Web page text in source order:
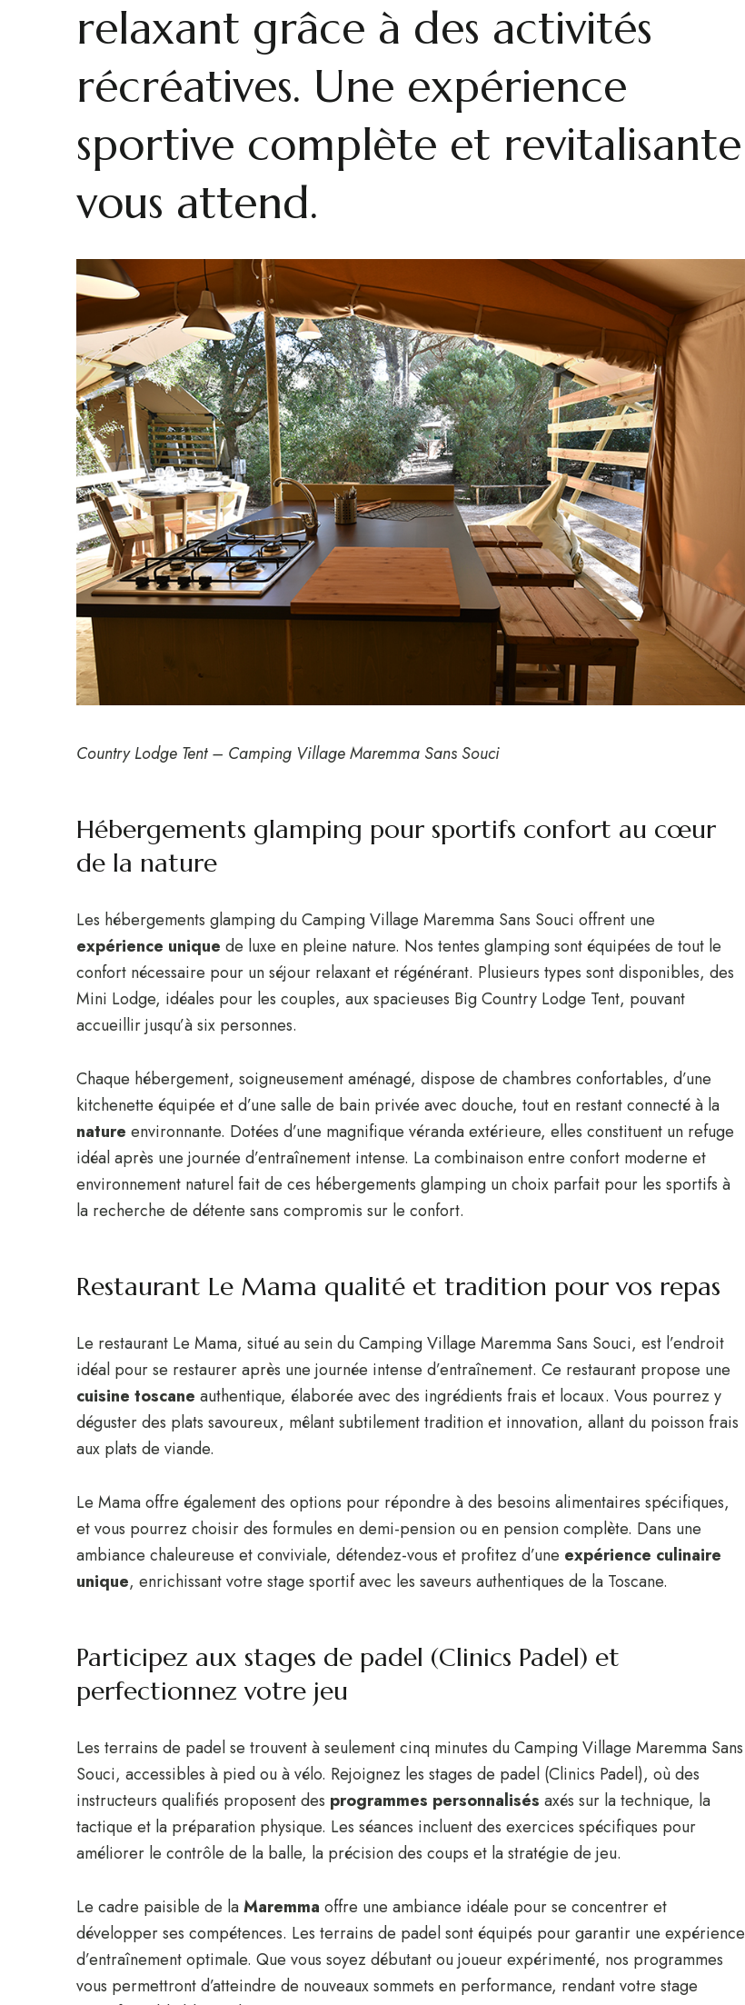
relaxant grâce à des activités
récréatives. Une expérience
sportive complète et revitalisante
vous attend.
Country Lodge Tent – Camping Village Maremma Sans Souci
Hébergements glamping pour sportifs confort au cœur
de la nature
Les hébergements glamping du Camping Village Maremma Sans Souci offrent une
expérience unique de luxe en pleine nature. Nos tentes glamping sont équipées de tout le
confort nécessaire pour un séjour relaxant et régénérant. Plusieurs types sont disponibles, des
Mini Lodge, idéales pour les couples, aux spacieuses Big Country Lodge Tent, pouvant
accueillir jusqu’à six personnes.
Chaque hébergement, soigneusement aménagé, dispose de chambres confortables, d’une
kitchenette équipée et d’une salle de bain privée avec douche, tout en restant connecté à la
nature environnante. Dotées d’une magnifique véranda extérieure, elles constituent un refuge
idéal après une journée d’entraînement intense. La combinaison entre confort moderne et
environnement naturel fait de ces hébergements glamping un choix parfait pour les sportifs à
la recherche de détente sans compromis sur le confort.
Restaurant Le Mama qualité et tradition pour vos repas
Le restaurant Le Mama, situé au sein du Camping Village Maremma Sans Souci, est l’endroit
idéal pour se restaurer après une journée intense d’entraînement. Ce restaurant propose une
cuisine toscane authentique, élaborée avec des ingrédients frais et locaux. Vous pourrez y
déguster des plats savoureux, mêlant subtilement tradition et innovation, allant du poisson frais
aux plats de viande.
Le Mama offre également des options pour répondre à des besoins alimentaires spécifiques,
et vous pourrez choisir des formules en demi-pension ou en pension complète. Dans une
ambiance chaleureuse et conviviale, détendez-vous et profitez d’une expérience culinaire
unique, enrichissant votre stage sportif avec les saveurs authentiques de la Toscane.
Participez aux stages de padel (Clinics Padel) et
perfectionnez votre jeu
Les terrains de padel se trouvent à seulement cinq minutes du Camping Village Maremma Sans
Souci, accessibles à pied ou à vélo. Rejoignez les stages de padel (Clinics Padel), où des
instructeurs qualifiés proposent des programmes personnalisés axés sur la technique, la
tactique et la préparation physique. Les séances incluent des exercices spécifiques pour
améliorer le contrôle de la balle, la précision des coups et la stratégie de jeu.
Le cadre paisible de laMaremma offre une ambiance idéale pour se concentrer et
développer ses compétences. Les terrains de padel sont équipés pour garantir une expérience
d’entraînement optimale. Que vous soyez débutant ou joueur expérimenté, nos programmes
vous permettront d’atteindre de nouveaux sommets en performance, rendant votre stage